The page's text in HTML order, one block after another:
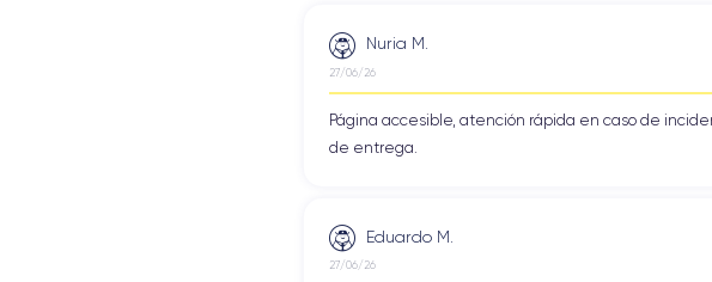
Nuria M.
27/06/26
Página accesible, atención rápida en caso de
de entrega.
Eduardo M.
27/06/26